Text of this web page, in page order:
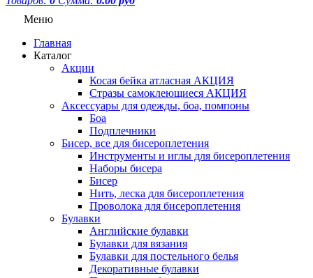
Меню
Главная
Каталог
Акции
Косая бейка атласная АКЦИЯ
Стразы самоклеющиеся АКЦИЯ
Аксессуары для одежды, боа, помпоны
Боа
Подплечники
Бисер, все для бисероплетения
Инструменты и иглы для бисероплетения
Наборы бисера
Бисер
Нить, леска для бисероплетения
Проволока для бисероплетения
Булавки
Английские булавки
Булавки для вязания
Булавки для постельного белья
Декоративные булавки